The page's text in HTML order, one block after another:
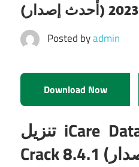
(أحدث إصدار) 2023
Posted byadmin
Download Now
تنزيل iCare Data Recovery Pro